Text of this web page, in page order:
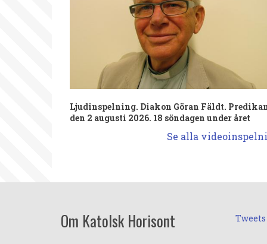
Ljudinspelning. Diakon Göran Fäldt.
den 2 augusti 2026. 18 söndagen under året
Se alla
Om Katolsk Horisont